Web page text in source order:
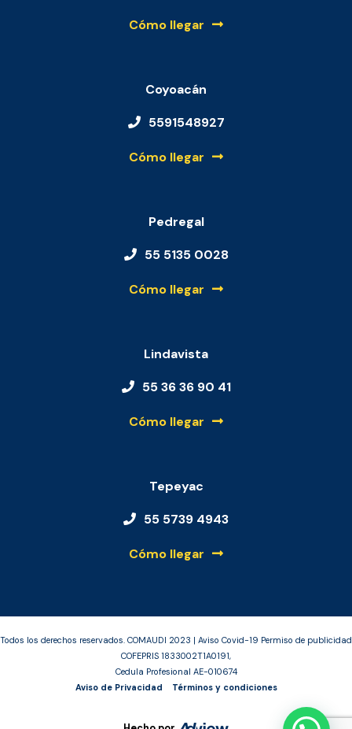
Cómo llegar
Coyoacán
5591548927
Cómo llegar
Pedregal
55 5135 0028
Cómo llegar
Lindavista
55 36 36 90 41
Cómo llegar
Tepeyac
55 5739 4943
Cómo llegar
Todos los derechos reservados. COMAUDI 2023 | Aviso Covid-19 Permiso de publicidad
COFEPRIS 1833002T1A0191,
Cedula Profesional AE-010674
Aviso de Privacidad
Términos y condiciones